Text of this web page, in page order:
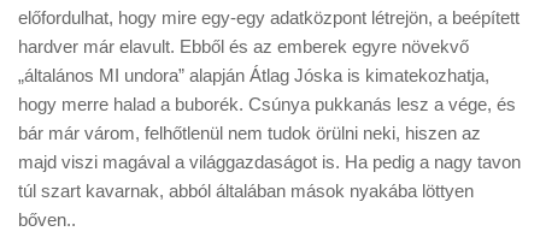
előfordulhat, hogy mire egy-egy adatközpont létrejön, a beépített
hardver már elavult. Ebből és az emberek egyre növekvő
„általános MI undora” alapján Átlag Jóska is kimatekozhatja,
hogy merre halad a buborék. Csúnya pukkanás lesz a vége, és
bár már várom, felhőtlenül nem tudok örülni neki, hiszen az
majd viszi magával a világgazdaságot is. Ha pedig a nagy tavon
túl szart kavarnak, abból általában mások nyakába löttyen
bőven..